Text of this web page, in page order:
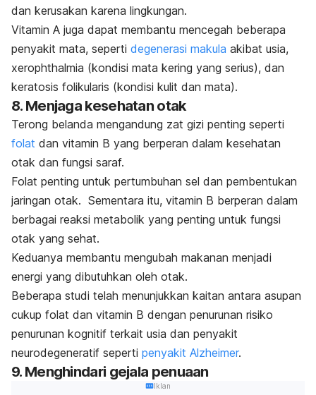
dan kerusakan karena lingkungan.
Vitamin A juga dapat membantu mencegah beberapa
penyakit mata, seperti degenerasi makula akibat usia,
xerophthalmia (kondisi mata kering yang serius), dan
keratosis folikularis (kondisi kulit dan mata).
8. Menjaga kesehatan otak
Terong belanda mengandung zat gizi penting seperti
folat dan vitamin B yang berperan dalam kesehatan
otak dan fungsi saraf.
Folat penting untuk pertumbuhan sel dan pembentukan
jaringan otak. Sementara itu, vitamin B berperan dalam
berbagai reaksi metabolik yang penting untuk fungsi
otak yang sehat.
Keduanya membantu mengubah makanan menjadi
energi yang dibutuhkan oleh otak.
Beberapa studi telah menunjukkan kaitan antara asupan
cukup folat dan vitamin B dengan penurunan risiko
penurunan kognitif terkait usia dan penyakit
neurodegeneratif seperti penyakit Alzheimer.
9. Menghindari gejala penuaan
Iklan